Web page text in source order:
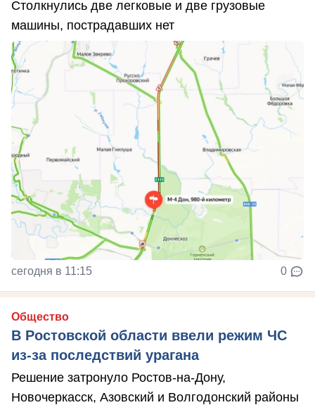
Столкнулись две легковые и две грузовые
машины, пострадавших нет
сегодня в 11:15 0
Общество
В Ростовской области ввели режим ЧС
из-за последствий урагана
Решение затронуло Ростов-на-Дону,
Новочеркасск, Азовский и Волгодонский районы